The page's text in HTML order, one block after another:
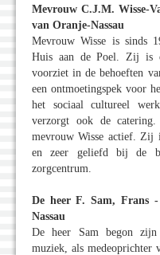
Mevrouw C.J.M. Wisse-
van Oranje-Nassau
Mevrouw Wisse is sinds
Huis aan de Poel. Zij is
voorziet in de behoeften
een ontmoetingspek voor
het sociaal cultureel
verzorgt ook de
mevrouw Wisse actief. Zij
en zeer geliefd bij de
zorgcentrum.
De heer F. Sam, Frans
Nassau
De heer Sam begon
muziek, als medeoprichter